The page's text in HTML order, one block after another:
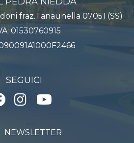
fraz.Tanaunella 07051 (SS)
01530760915
SEGUICI
NEWSLETTER